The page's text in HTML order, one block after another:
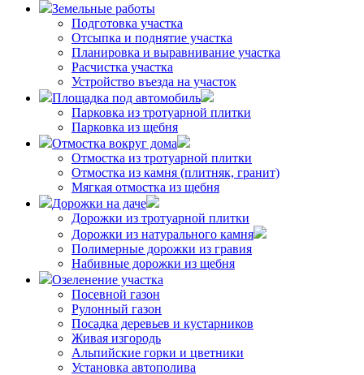
Земельные работы
Подготовка участка
Отсыпка и поднятие участка
Планировка и выравнивание участка
Расчистка участка
Устройство въезда на участок
Площадка под автомобиль
Парковка из тротуарной плитки
Парковка из щебня
Отмостка вокруг дома
Отмостка из тротуарной плитки
Отмостка из камня (плитняк, гранит)
Мягкая отмостка из щебня
Дорожки на даче
Дорожки из тротуарной плитки
Дорожки из натурального камня
Полимерные дорожки из гравия
Набивные дорожки из щебня
Озеленение участка
Посевной газон
Рулонный газон
Посадка деревьев и кустарников
Живая изгородь
Альпийские горки и цветники
Установка автополива